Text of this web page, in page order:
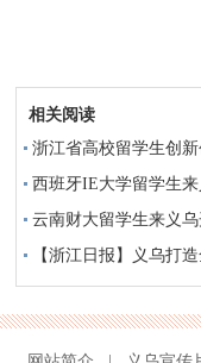
相关阅读
浙江省高校留学生创
西班牙IE大学留学生
云南财大留学生来义
【浙江日报】义乌打
留学生拎包创业